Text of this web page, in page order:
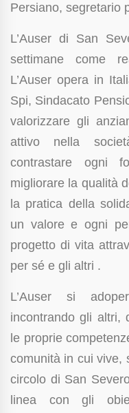
Persiano, segretario
L’Auser di San
settimane come
L’Auser opera in
Spi, Sindacato
valorizzare gli
attivo nella
contrastare ogni
migliorare la qualità
la pratica della
un valore e ogni
progetto di vita
per sé e gli altri .
L’Auser si
incontrando gli altri,
le proprie
comunità in cui vive,
circolo di San
linea con gli